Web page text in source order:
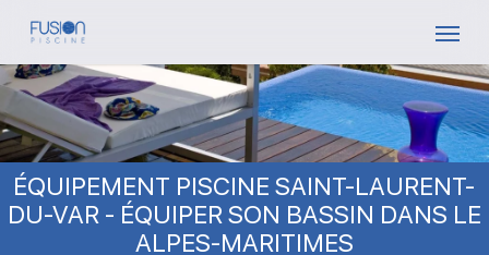
Skip
main
content
ÉQUIPEMENT PISCINE SAINT-LAURENT-
DU-VAR - ÉQUIPER SON BASSIN DANS LE
ALPES-MARITIMES